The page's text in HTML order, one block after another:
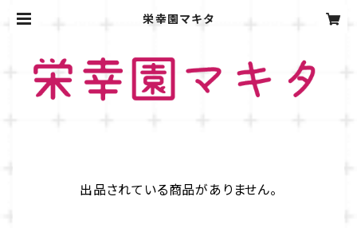
栄幸園マキタ
出品されている商品がありません。